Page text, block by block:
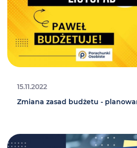
15.11.2022
Zmiana zasad budżetu -